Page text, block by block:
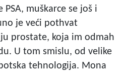
muškarce se još i
je veći pothvat
prostate, koja im odmah
U tom smislu, od velike
tehnologija. Mona